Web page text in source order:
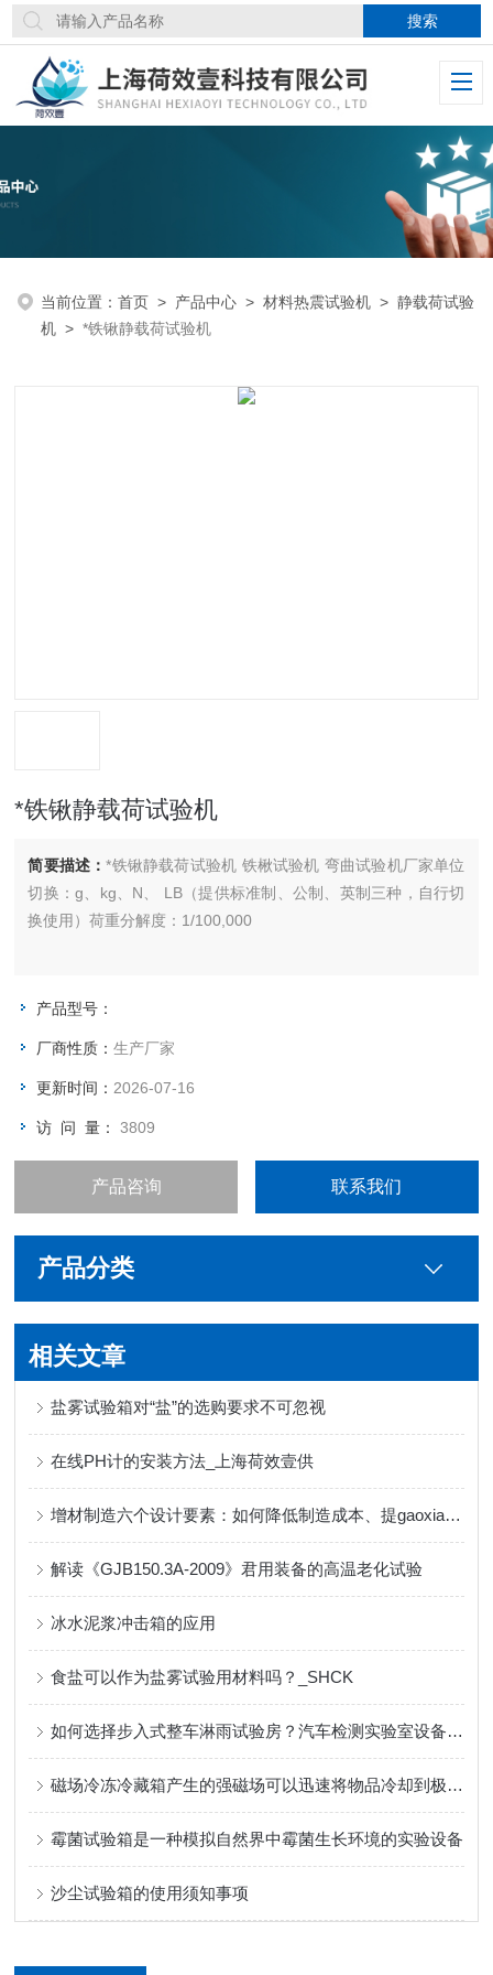
当前位置：首页 > 产品中心 >材料热震试验机 >静载荷试验
机 >*铁锹静载荷试验机
*铁锹静载荷试验机
简要描述：*铁锹静载荷试验机 铁楸试验机 弯曲试验机厂家单位
切换：g、kg、N、 LB（提供标准制、公制、英制三种，自行切
换使用）荷重分解度：1/100,000
产品型号：
厂商性质：生产厂家
更新时间： 2026-07-16
访 问 量：3809
产品咨询 联系我们
产品分类
相关文章
盐雾试验箱对“盐”的选购要求不可忽视
在线PH计的安装方法_上海荷效壹供
增材制造六个设计要素：如何降低制造成本、提gaoxiao益_上海荷效壹供
解读《GJB150.3A-2009》君用装备的高温老化试验
冰水泥浆冲击箱的应用
食盐可以作为盐雾试验用材料吗？_SHCK
如何选择步入式整车淋雨试验房？汽车检测实验室设备采购要点
磁场冷冻冷藏箱产生的强磁场可以迅速将物品冷却到极低的温度
霉菌试验箱是一种模拟自然界中霉菌生长环境的实验设备
沙尘试验箱的使用须知事项